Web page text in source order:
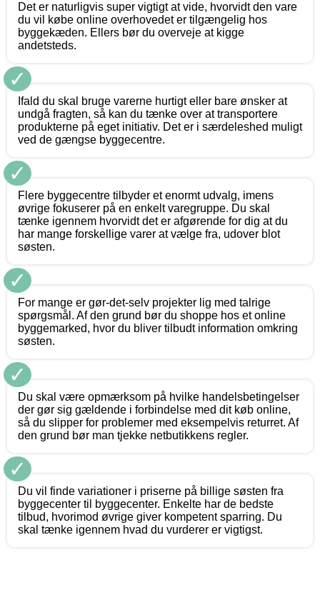
Det er naturligvis super vigtigt at vide, hvorvidt den vare
du vil købe online overhovedet er tilgængelig hos
byggekæden. Ellers bør du overveje at kigge
andetsteds.
✓
Ifald du skal bruge varerne hurtigt eller bare ønsker at
undgå fragten, så kan du tænke over at transportere
produkterne på eget initiativ. Det er i særdeleshed muligt
ved de gængse byggecentre.
✓
Flere byggecentre tilbyder et enormt udvalg, imens
øvrige fokuserer på en enkelt varegruppe. Du skal
tænke igennem hvorvidt det er afgørende for dig at du
har mange forskellige varer at vælge fra, udover blot
søsten.
✓
For mange er gør-det-selv projekter lig med talrige
spørgsmål. Af den grund bør du shoppe hos et online
byggemarked, hvor du bliver tilbudt information omkring
søsten.
✓
Du skal være opmærksom på hvilke handelsbetingelser
der gør sig gældende i forbindelse med dit køb online,
så du slipper for problemer med eksempelvis returret. Af
den grund bør man tjekke netbutikkens regler.
✓
Du vil finde variationer i priserne på billige søsten fra
byggecenter til byggecenter. Enkelte har de bedste
tilbud, hvorimod øvrige giver kompetent sparring. Du
skal tænke igennem hvad du vurderer er vigtigst.